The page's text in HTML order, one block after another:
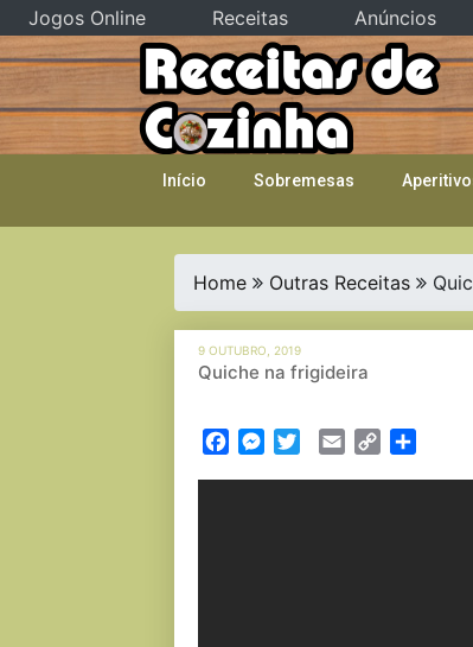
Skip
to
content
Início Sobremesas
Home Outras Receitas
9 OUTUBRO, 2019
Quiche na frigideira
FacebookMessenger
TwitterEmail Copy
Jogos Online Receitas Anúncios